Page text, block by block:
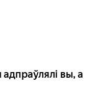
вы, а